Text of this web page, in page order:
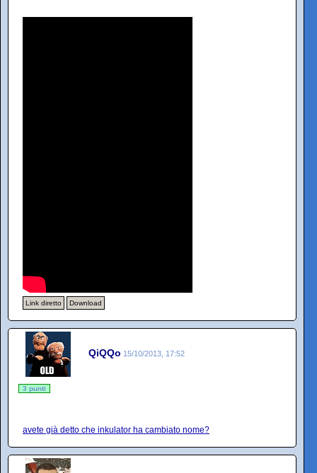
Link diretto Download
QiQQo 15/10/2013, 17:52
3 punti
avete già detto che inkulator ha cambiato nome?